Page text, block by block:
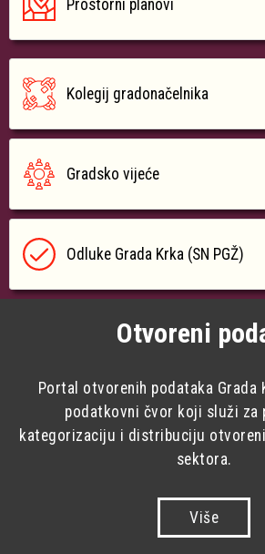
Prostorni planovi
Kolegij gradonačelnika
Gradsko vijeće
Odluke Grada Krka (SN PGŽ)
Otvoreni
Portal otvorenih podataka Grada
podatkovni čvor koji služi za
kategorizaciju i distribuciju
sektora.
Više